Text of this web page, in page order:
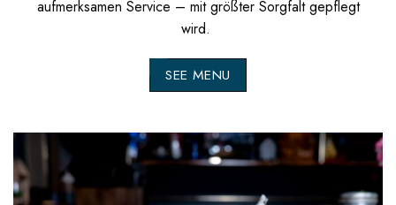
aufmerksamen Service – mit größter Sorgfalt gepflegt
wird.
SEE MENU